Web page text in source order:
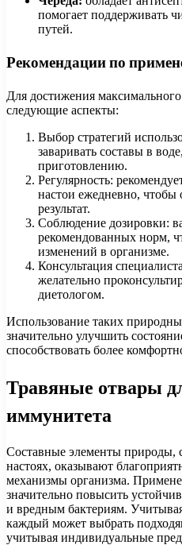
помогает поддерживать
путей.
Рекомендации по
Для достижения
следующие аспекты:
Выбор стратегий
заваривать составы в
приготовлению.
Регулярность:
настои ежедневно, чтобы
результат.
Соблюдение дозировки:
рекомендованных норм,
изменений в организме.
Консультация
желательно
диетологом.
Использование таких
значительно улучшить
способствовать более
Травяные отвары
иммунитета
Составные элементы природы,
настоях, оказывают
механизмы организма.
значительно повысить
и вредным бактериям.
каждый может выбрать
учитывая индивидуальные